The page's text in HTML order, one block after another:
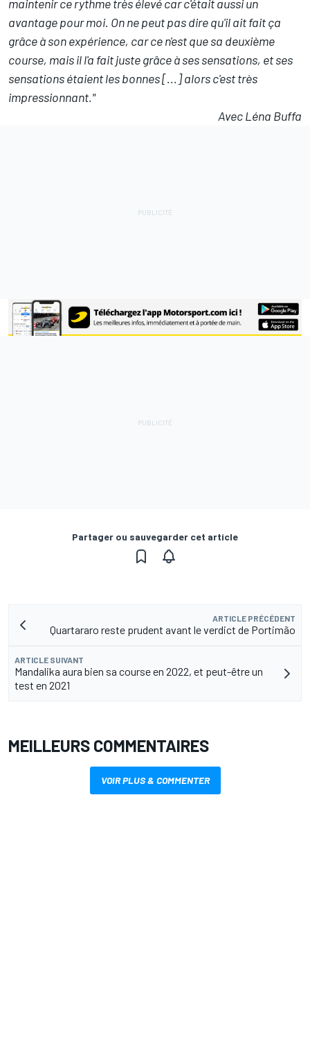
maintenir ce rythme très élevé car c'était aussi un
avantage pour moi. On ne peut pas dire qu'il ait fait ça
grâce à son expérience, car ce n'est que sa deuxième
course, mais il l'a fait juste grâce à ses sensations, et ses
sensations étaient les bonnes [...] alors c'est très
impressionnant."
Avec Léna Buffa
Partager ou sauvegarder cet article
ARTICLE PRÉCÉDENT
Quartararo reste prudent avant le verdict de Portimão
ARTICLE SUIVANT
Mandalika aura bien sa course en 2022, et peut-être un
test en 2021
MEILLEURS COMMENTAIRES
VOIR PLUS & COMMENTER